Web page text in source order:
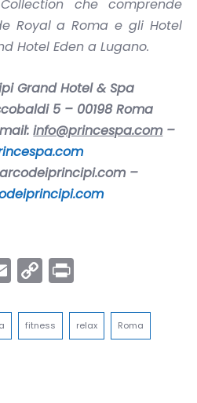
che comprende
Royal a Roma e gli Hotel
Hotel Eden a Lugano.
Grand Hotel & Spa
5 – 00198 Roma
info@princespa.com –
–
Email
Copy
fitness relax Roma